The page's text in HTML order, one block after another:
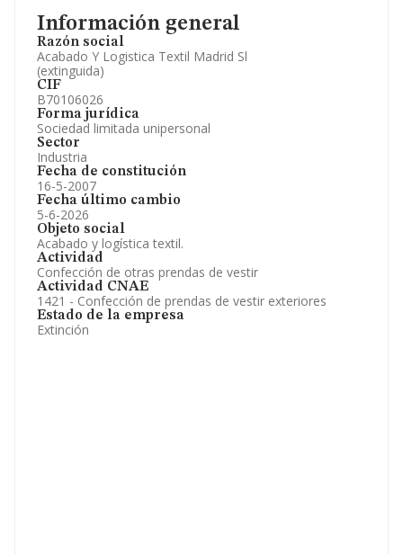
Información general
Razón social
Acabado Y Logistica Textil Madrid Sl
(extinguida)
CIF
B70106026
Forma jurídica
Sociedad limitada unipersonal
Sector
Industria
Fecha de constitución
16-5-2007
Fecha último cambio
5-6-2026
Objeto social
Acabado y logística textil.
Actividad
Confección de otras prendas de vestir
Actividad CNAE
1421 - Confección de prendas de vestir exteriores
Estado de la empresa
Extinción